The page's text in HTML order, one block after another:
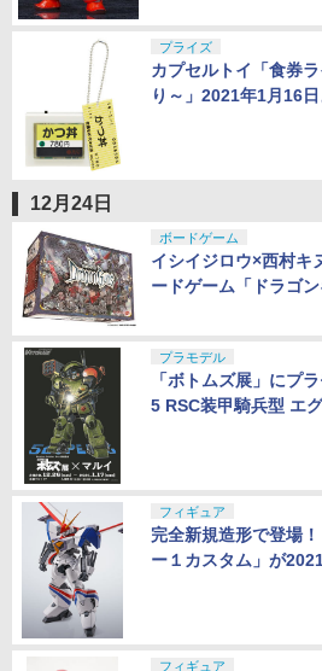
プライズ
カプセルトイ「食券
り～」2021年1月16
12月24日
ボードゲーム
イシイジロウ×西村キ
ードゲーム「ドラゴ
プラモデル
「ボトムズ展」にプ
5 RSC装甲騎兵型 エ
フィギュア
完全新規造形で登場
ー１カスタム」が
フィギュア